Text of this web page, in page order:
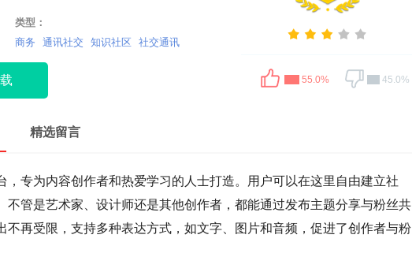
55.0% 45.0%
类型：
商务
通讯社交 知识社区 社交通讯
精选留言
，专为内容创作者和热爱学习的人士打造。用户可以在这里自由建立社
不管是艺术家、设计师还是其他创作者，都能通过发布主题分享与粉丝共
不再受限，支持多种表达方式，如文字、图片和音频，促进了创作者与粉